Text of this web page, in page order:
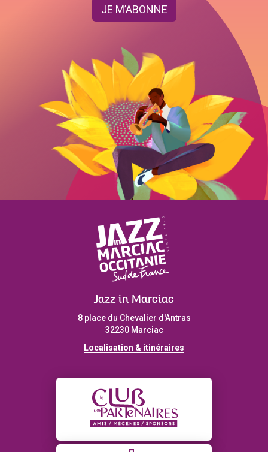
JE M’ABONNE
Jazz in Marciac
8 place du Chevalier d'Antras
32230 Marciac
Localisation & itinéraires